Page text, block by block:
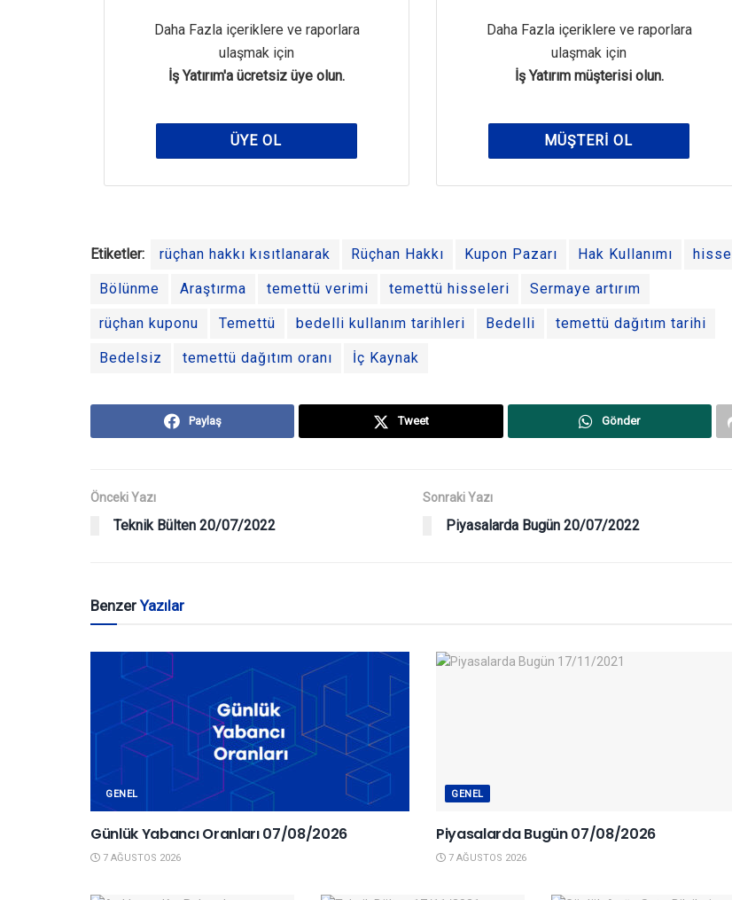
Daha Fazla içeriklere ve raporlara
ulaşmak için
İş Yatırım'a ücretsiz üye olun.
ÜYE OL
Daha Fazla içeriklere ve raporlara
ulaşmak için
İş Yatırım müşterisi olun.
MÜŞTERI OL
Etiketler: rüçhan hakkı kısıtlanarak Rüçhan Hakkı Kupon Pazarı Hak Kullanımı hisse
Bölünme Araştırma temettü verimi temettü hisseleri Sermaye artırım
rüçhan kuponu Temettü bedelli kullanım tarihleri Bedelli temettü dağıtım tarihi
Bedelsiz temettü dağıtım oranı İç Kaynak
Paylaş Tweet Gönder
Önceki Yazı
Teknik Bülten 20/07/2022
Sonraki Yazı
Piyasalarda Bugün 20/07/2022
BenzerYazılar
GENEL
Günlük Yabancı Oranları 07/08/2026
7 AĞUSTOS 2026
GENEL
Piyasalarda Bugün 07/08/2026
7 AĞUSTOS 2026